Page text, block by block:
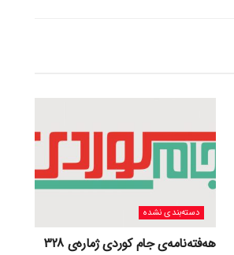
دسته‌بندی نشده
هەفتەنامەی جام کوردی ژمارەی 328